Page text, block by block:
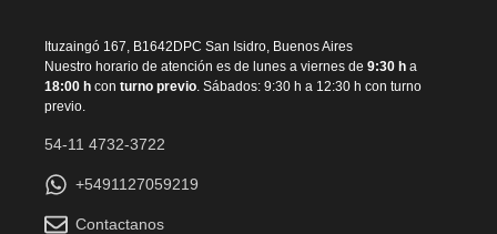
Ituzaingó 167, B1642DPC San Isidro, Buenos Aires
Nuestro horario de atención es de lunes a viernes de 9:30 h a
18:00 h con turno previo. Sábados: 9:30 h a 12:30 h con turno
previo.
54-11 4732-3722
+5491127059219
Contactanos